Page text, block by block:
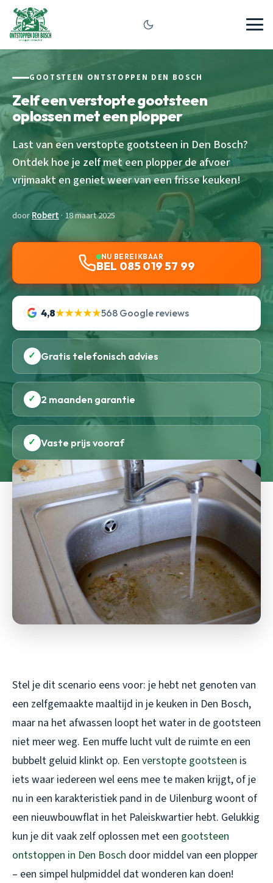
GOOTSTEEN ONTSTOPPEN DEN BOSCH
Zelf een verstopte gootsteen
oplossen met een plopper
Last van een verstopte gootsteen in Den Bosch?
Ontdek hoe je zelf met een plopper de afvoer
vrijmaakt en geniet weer van een frisse keuken!
doorRobert· 18 maart 2025
NU BEREIKBAAR
BEL 085 019 57 99
4,8★★★★★568 Google reviews
✓ Gratis telefonisch advies
✓ 2 maanden garantie
✓ Vaste prijs vooraf
Stel je dit scenario eens voor: je hebt net genoten van
een zelfgemaakte maaltijd in je keuken in Den Bosch,
maar na het afwassen loopt het water in de gootsteen
niet meer weg. Een muffe lucht vult de ruimte en een
bubbelt geluid klinkt op. Een verstopte gootsteen is
iets waar iedereen wel eens mee te maken krijgt, of je
nu in een karakteristiek pand in de Uilenburg woont of
een nieuwbouwflat in het Paleiskwartier hebt. Gelukkig
kun je dit vaak zelf oplossen met een gootsteen
ontstoppen in Den Bosch door middel van een plopper
– een simpel hulpmiddel dat wonderen kan doen!